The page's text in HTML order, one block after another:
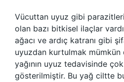
Vücuttan uyuz gibi
olan bazı bitkisel ilaçlar
ağacı ve ardıç katranı gibi
uyuzdan kurtulmak mümkün
yağının uyuz tedavisinde
gösterilmiştir. Bu yağ ciltte